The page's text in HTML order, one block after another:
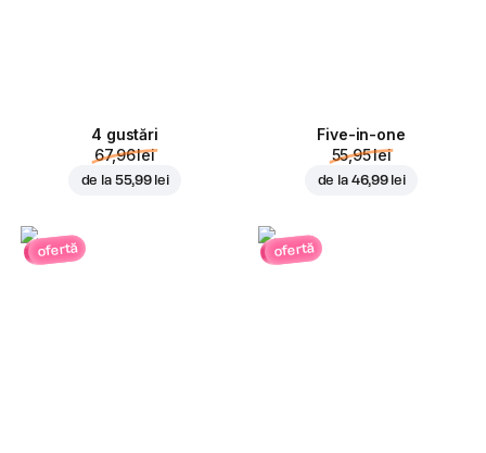
4 gustări
67,96 lei
de la 55,99 lei
Five-in-one
55,95 lei
de la 46,99 lei
ofertă ofertă